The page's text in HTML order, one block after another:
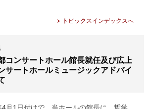
トピックスインデックスへ
コンサートホール館長就任及び広上
サートホールミュージックアドバイ